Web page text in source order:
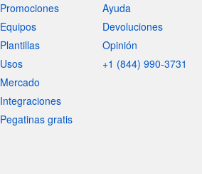
Promociones
Equipos
Plantillas
Usos
Mercado
Integraciones
Pegatinas gratis
Ayuda
Devoluciones
Opinión
+1 (844) 990-3731